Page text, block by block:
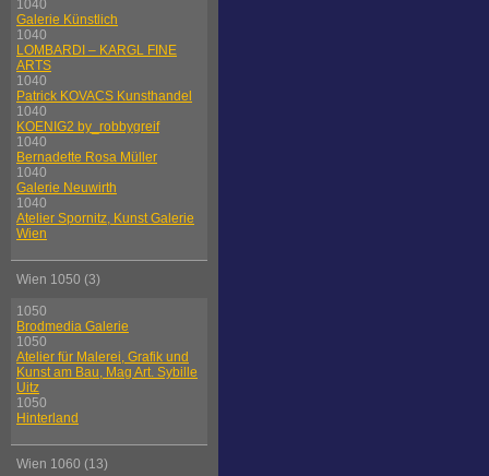
1040
Galerie Künstlich
1040
LOMBARDI – KARGL FINE
ARTS
1040
Patrick KOVACS Kunsthandel
1040
KOENIG2 by_robbygreif
1040
Bernadette Rosa Müller
1040
Galerie Neuwirth
1040
Atelier Spornitz, Kunst Galerie
Wien
Wien 1050 (3)
1050
Brodmedia Galerie
1050
Atelier für Malerei, Grafik und
Kunst am Bau, Mag Art. Sybille
Uitz
1050
Hinterland
Wien 1060 (13)